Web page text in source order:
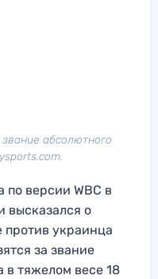
абсолютного
версии WBC в
высказался о
против украинца
за звание
в тяжелом весе 18